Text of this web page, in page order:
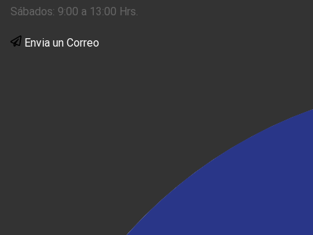
Sábados: 9:00 a 13:00 Hrs.
Envia un Correo